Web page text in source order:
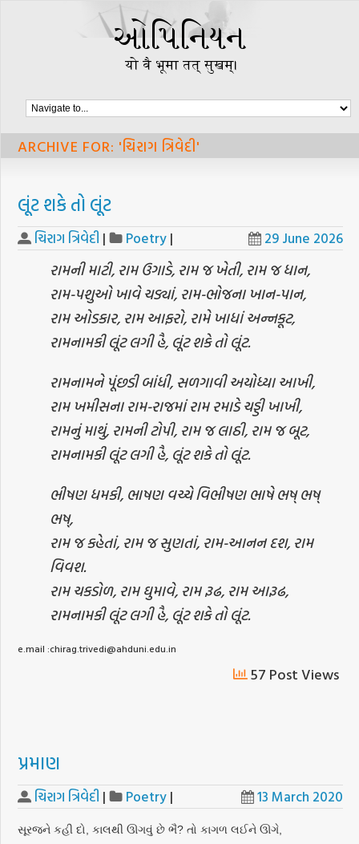
ARCHIVE FOR: 'ચિરાગ ત્રિવેદી'
લૂંટ શકે તો લૂંટ
ચિરાગ ત્રિવેદી | Poetry | 29 June 2026
રામની માટી, રામ ઉગાડે, રામ જ ખેતી, રામ જ ધાન,
રામ-પશુઓ ખાવે ચડ્યાં, રામ-ભોજના ખાન-પાન,
રામ ઓડકાર, રામ આફરો, રામે ખાધાં અન્નકૂટ,
રામનામકી લૂંટ લગી હૈ, લૂંટ શકે તો લૂંટ.
રામનામને પૂંછડી બાંધી, સળગાવી અયોધ્યા આખી,
રામ ખમીસના રામ-રાજમાં રામ રમાડે ચડ્ડી ખાખી,
રામનું માથું, રામની ટોપી, રામ જ લાઠી, રામ જ બૂટ,
રામનામકી લૂંટ લગી હૈ, લૂંટ શકે તો લૂંટ.
ભીષણ ધમકી, ભાષણ વચ્ચે વિભીષણ ભાષે ભષ્ ભષ્
ભષ્,
રામ જ કહેતાં, રામ જ સુણતાં, રામ-આનન દશ, રામ
વિવશ.
રામ ચકડોળ, રામ ઘુમાવે, રામ રૂઢ, રામ આરૂઢ,
રામનામકી લૂંટ લગી હૈ, લૂંટ શકે તો લૂંટ.
e.mail :chirag.trivedi@ahduni.edu.in
57 Post Views
પ્રમાણ
ચિરાગ ત્રિવેદી | Poetry | 13 March 2020
સૂરજને કહી દો, કાલથી ઊગવું છે ભૈ? તો કાગળ લઈને ઊગે,